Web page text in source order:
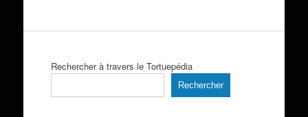
Rechercher à travers le Tortuepédia
Rechercher